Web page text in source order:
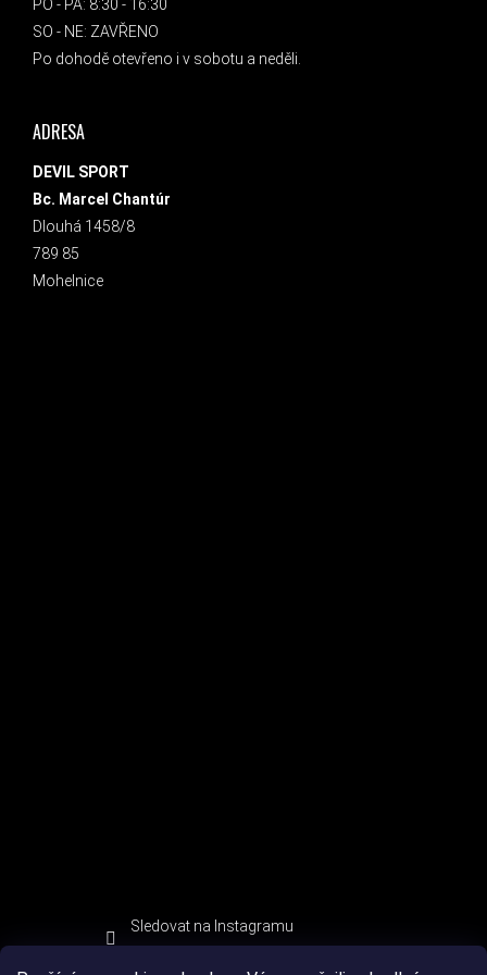
PO - PÁ: 8:30 - 16:30
SO - NE: ZAVŘENO
Po dohodě otevřeno i v sobotu a neděli.
ADRESA
DEVIL SPORT
Bc. Marcel Chantúr
Dlouhá 1458/8
789 85
Mohelnice
Sledovat na Instagramu